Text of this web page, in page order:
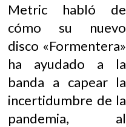
Metric habló de
cómo su nuevo
disco «Formentera»
ha ayudado a la
banda a capear la
incertidumbre de la
pandemia, al